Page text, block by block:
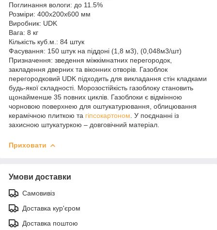
Поглинання вологи: до 11.5%
Розміри: 400x200x600 мм
Виробник: UDK
Вага: 8 кг
Кількість куб.м.: 84 штук
Фасування: 150 штук на піддоні (1,8 м3), (0,048м3/шт)
Призначення: зведення міжкімнатних перегородок,
закладення дверних та віконних отворів. Газоблок
перегородковий UDK підходить для викладання стін кладками
будь-якої складності. Морозостійкість газоблоку становить
щонайменше 35 повних циклів. Газоблоки є відмінною
чорновою поверхнею для оштукатурювання, облицювання
керамічною плиткою та гіпсокартоном . У поєднанні із
захисною штукатуркою – довговічний матеріал.
Приховати
Умови доставки
Самовивіз
Доставка кур'єром
Доставка поштою